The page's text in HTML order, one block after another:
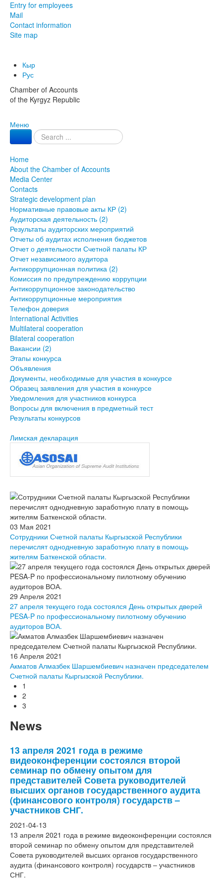
Entry for employees
Mail
Contact information
Site map
Кыр
Рус
Chamber of Accounts
of the Kyrgyz Republic
Меню
Home
About the Chamber of Accounts
Media Center
Contacts
Strategic development plan
Нормативные правовые акты КР (2)
Аудиторская деятельность (2)
Результаты аудиторских мероприятий
Отчеты об аудитах исполнения бюджетов
Отчет о деятельности Счетной палаты КР
Отчет независимого аудитора
Антикоррупционная политика (2)
Комиссия по предупреждению коррупции
Антикоррупционное законодательство
Антикоррупционные мероприятия
Телефон доверия
International Activities
Multilateral cooperation
Bilateral cooperation
Вакансии (2)
Этапы конкурса
Объявления
Документы, необходимые для участия в конкурсе
Образец заявления для участия в конкурсе
Уведомления для участников конкурса
Вопросы для включения в предметный тест
Результаты конкурсов
Лимская декларация
03 Мая 2021
Сотрудники Счетной палаты Кыргызской Республики
перечислят однодневную заработную плату в помощь
жителям Баткенской области.
29 Апреля 2021
27 апреля текущего года состоялся День открытых дверей
PESA-P по профессиональному пилотному обучению
аудиторов ВОА.
16 Апреля 2021
Акматов Алмазбек Шаршембиевич назначен председателем
Счетной палаты Кыргызской Республики.
1
2
3
News
13 апреля 2021 года в режиме
видеоконференции состоялся второй
семинар по обмену опытом для
представителей Совета руководителей
высших органов государственного аудита
(финансового контроля) государств –
участников СНГ.
2021-04-13
13 апреля 2021 года в режиме видеоконференции состоялся
второй семинар по обмену опытом для представителей
Совета руководителей высших органов государственного
аудита (финансового контроля) государств – участников
СНГ.